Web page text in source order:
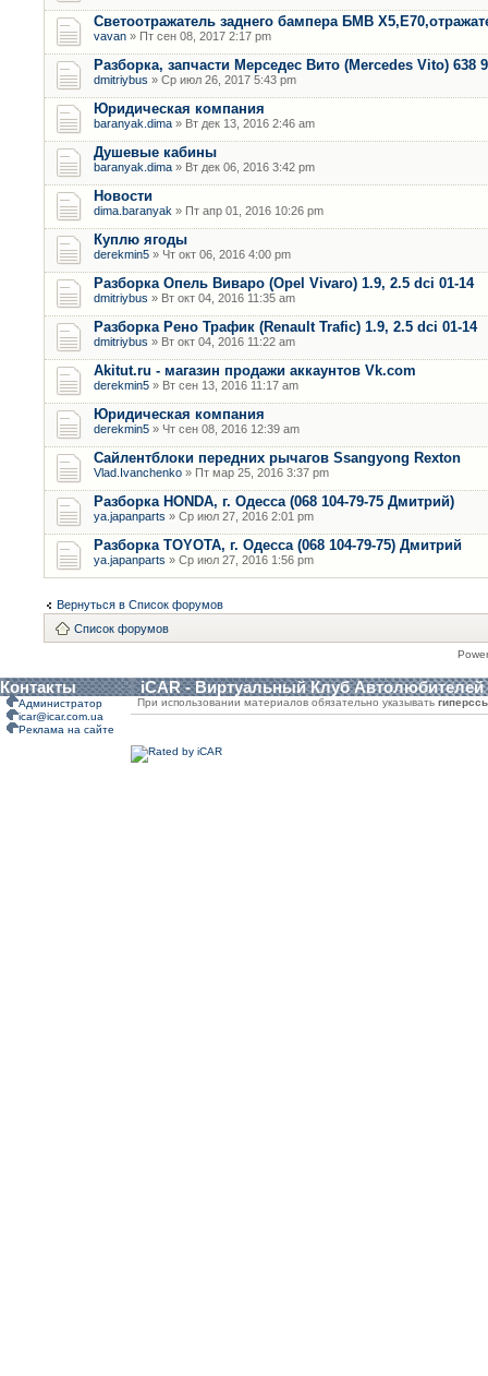
Светоотражатель заднего бампера БМВ
vavan » Пт сен 08, 2017 2:17 pm
Разборка, запчасти Мерседес Вито (Mercedes Vito) 638
dmitriybus » Ср июл 26, 2017 5:43 pm
Юридическая компания
baranyak.dima » Вт дек 13, 2016 2:46 am
Душевые кабины
baranyak.dima » Вт дек 06, 2016 3:42 pm
Новости
dima.baranyak » Пт апр 01, 2016 10:26 pm
Куплю ягоды
derekmin5 » Чт окт 06, 2016 4:00 pm
Разборка Опель Виваро (Opel Vivaro) 1.9, 2.5 dci 01-14
dmitriybus » Вт окт 04, 2016 11:35 am
Разборка Рено Трафик (Renault Trafic) 1.9, 2.5 dci 01-14
dmitriybus » Вт окт 04, 2016 11:22 am
Akitut.ru - магазин продажи аккаунтов Vk.com
derekmin5 » Вт сен 13, 2016 11:17 am
Юридическая компания
derekmin5 » Чт сен 08, 2016 12:39 am
Сайлентблоки передних рычагов Ssangyong Rexton
Vlad.Ivanchenko » Пт мар 25, 2016 3:37 pm
Разборка HONDA, г. Одесса (068 104-79-75 Дмитрий)
ya.japanparts » Ср июл 27, 2016 2:01 pm
Разборка TOYOTA, г. Одесса (068 104-79-75) Дмитрий
ya.japanparts » Ср июл 27, 2016 1:56 pm
Вернуться в Список форумов
Список форумов
Контакты iCAR - Виртуальный Клуб Автолюбителей
Администратор
icar@icar.com.ua
Реклама на сайте
При использовании материалов обязательно указывать